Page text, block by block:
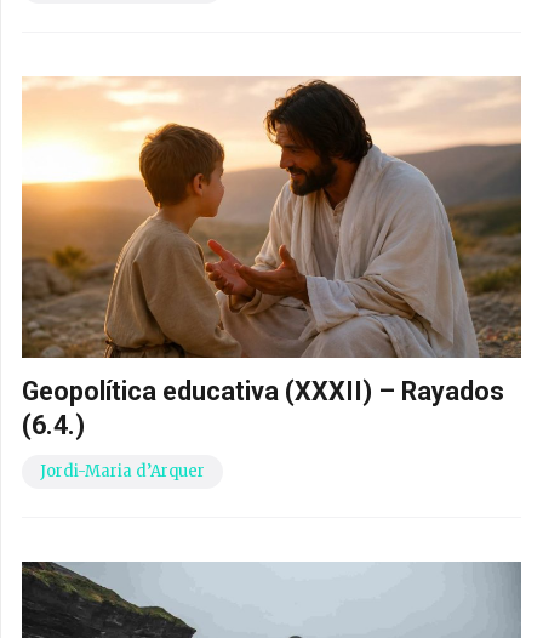
Geopolítica educativa (XXXII) – Rayados
(6.4.)
Jordi-Maria d’Arquer